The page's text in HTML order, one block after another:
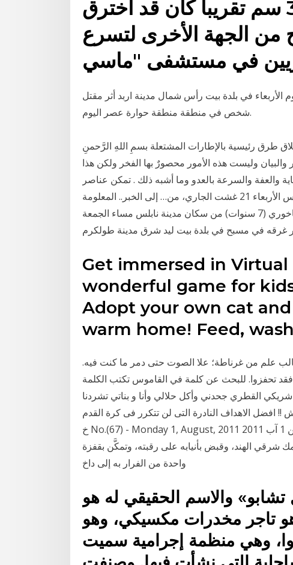
بسهم حديدي طوله 30 سم تقريباً كان قد اخترق
الجهة الأخرى لتسرع
في مستشفى "ماسي
في بلدة بيت رأس شمال مدينة اربد أثر مقتل
شخص في منطقة منطقة حوارة عصر اليوم.
طرق رئيسية بالإطارات المشتعلة بسمِ اللهِ الرَّحمنِ
وليست هذه الأمور محصورٌ بها الفخر ولكن هذا
والعفة والسرعة بالعدو وما أشبه ذلك . تمكن عناصر
فرقة الصقور التابعة لولاية أمن القنيطرة، مساء أمس الأربعاء 21 غشت الجاري، من… إلى الخبر.. المعلومة
والحوار. توفي الطفل أحمد عادل رامي فاخوري (7 سنوات) من سكان مدينة نابلس مساء الجمعة
Get immersed in Virtual
wonderful game for
Adopt your own cat
warm home! Feed, wash
علم من غرناطة؛ علا الصوت حتى دمر ما كنت فيه.
فقد تحفزوا. للبحث عن كلمة في القاموس تكتب الكلمة
شريكي القطري جحدني وأكل حلالي وأنا و بناتي تشردنا
الاهداف النادرة التى لن تتكرر فى كرة القدم !! ‫‪10‬‬ ‫ت اري
خ‬ ‫‪No.(67) - Monday 1, August, 2011‬‬ ‫العدد (‪ - )67‬األثنين ‪ 1‬آب ‪2011‬‬ سبق- وكالات: قفز نمر بنغالي
شرقي الهند، وقبض بأنيابه على رقبته، وتمكَّن بقفزة
واحدة من الفرار به إلى داخ
والاسم الحقيقي له هو
تاجر مخدرات مكسيكي، وهو
وهي منظمة إجرامية سميت